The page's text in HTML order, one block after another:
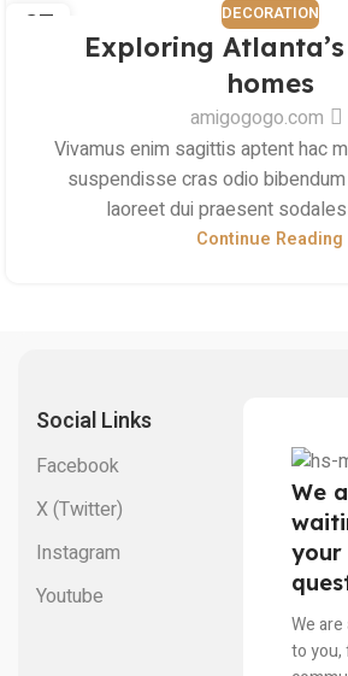
27 DECORATION
Exploring
homes
amigogogo.com
Vivamus enim sagittis aptent hac
suspendisse cras odio
laoreet dui praesent
Continue Reading
Social Links
Facebook
X (Twitter)
Instagram
Youtube
We
your
We
to